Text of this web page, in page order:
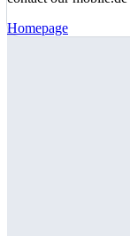
Homepage